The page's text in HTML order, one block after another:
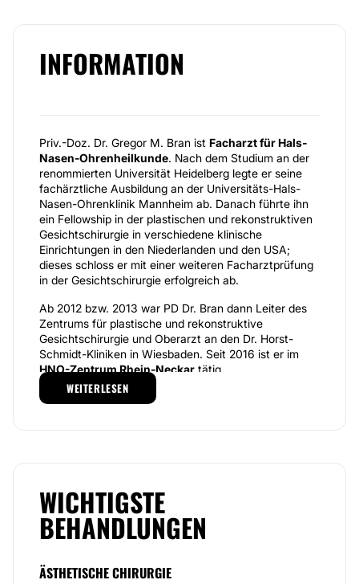
INFORMATION
Priv.-Doz. Dr. Gregor M. Bran ist Facharzt für Hals-
Nasen-Ohrenheilkunde. Nach dem Studium an der
renommierten Universität Heidelberg legte er seine
fachärztliche Ausbildung an der Universitäts-Hals-
Nasen-Ohrenklinik Mannheim ab. Danach führte ihn
ein Fellowship in der plastischen und rekonstruktiven
Gesichtschirurgie in verschiedene klinische
Einrichtungen in den Niederlanden und den USA;
dieses schloss er mit einer weiteren Facharztprüfung
in der Gesichtschirurgie erfolgreich ab.
Ab 2012 bzw. 2013 war PD Dr. Bran dann Leiter des
Zentrums für plastische und rekonstruktive
Gesichtschirurgie und Oberarzt an den Dr. Horst-
Schmidt-Kliniken in Wiesbaden. Seit 2016 ist er im
HNO-Zentrum Rhein-Neckar tätig.
Im HNO-Zentrum Rhein-Neckar wird das gesamte
Des Weiteren ist die Schlafmedizin
Schwerpunkt; so können Patienten mit
Schnarchbeschwerden oder dem Schlaf-Apnoe-
Das Zentrum verfügt auch über mehrere
Schlaflabore.
WEITERLESEN
WICHTIGSTE
BEHANDLUNGEN
ÄSTHETISCHE CHIRURGIE